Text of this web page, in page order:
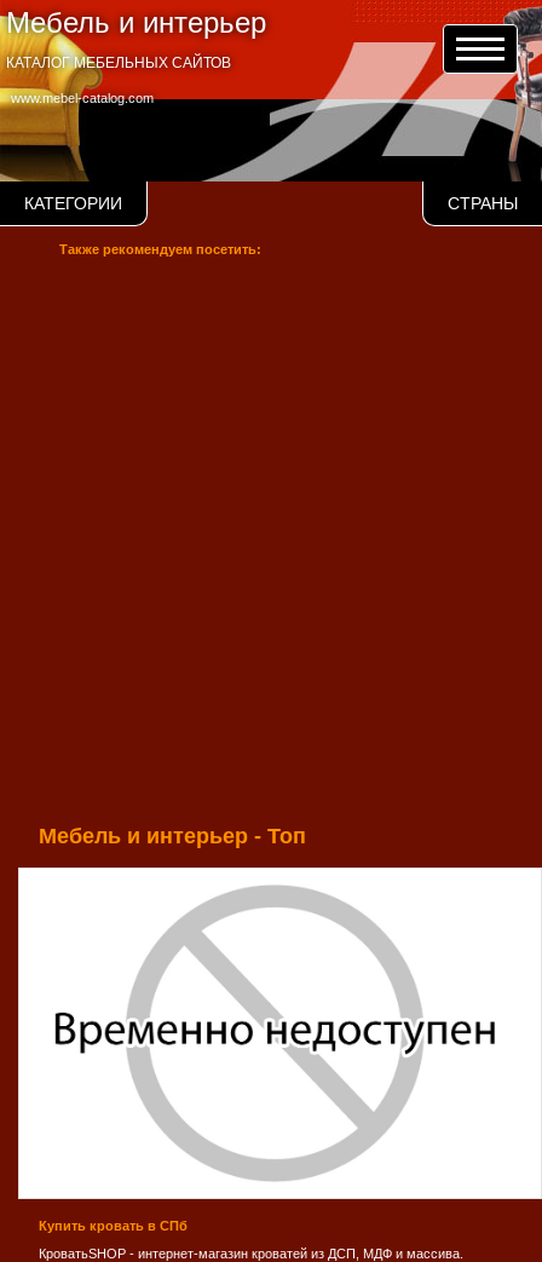
Мебель и интерьер
www.mebel-catalog.com
КАТАЛОГ МЕБЕЛЬНЫХ САЙТОВ
КАТЕГОРИИ СТРАНЫ
Также рекомендуем посетить:
Мебель и интерьер - Топ
Купить кровать в СПб
КроватьSHOP - интернет-магазин кроватей из ДСП, МДФ и массива.